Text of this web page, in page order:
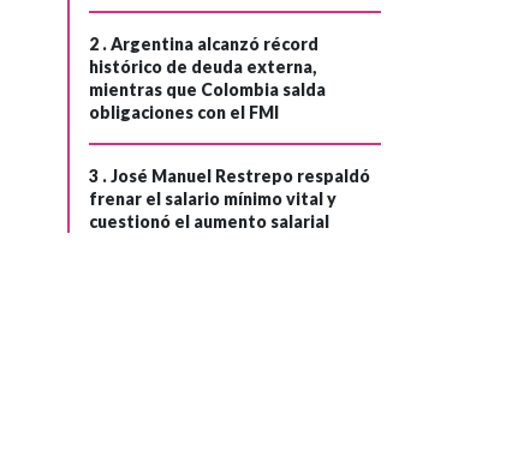
2 .Argentina alcanzó récord
histórico de deuda externa,
mientras que Colombia salda
obligaciones con el FMI
3 .José Manuel Restrepo respaldó
frenar el salario mínimo vital y
cuestionó el aumento salarial